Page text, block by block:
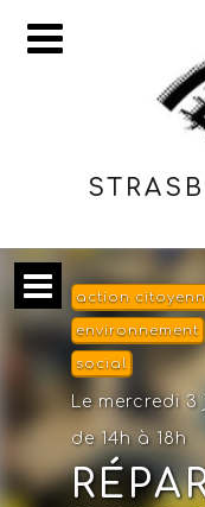
action
environnement
social
Le mercredi
de 14h à 18h